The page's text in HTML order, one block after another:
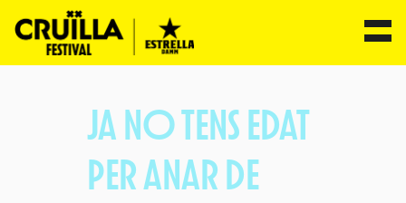
JA NO TENS EDAT
PER ANAR DE